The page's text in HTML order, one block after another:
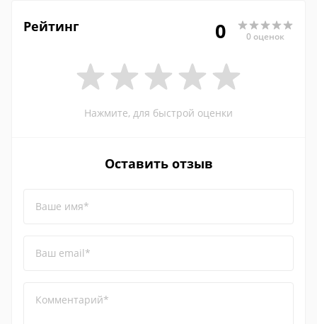
Рейтинг 0 0 оценок
Нажмите, для быстрой оценки
Оставить отзыв
Ваше имя*
Ваш email*
Комментарий*